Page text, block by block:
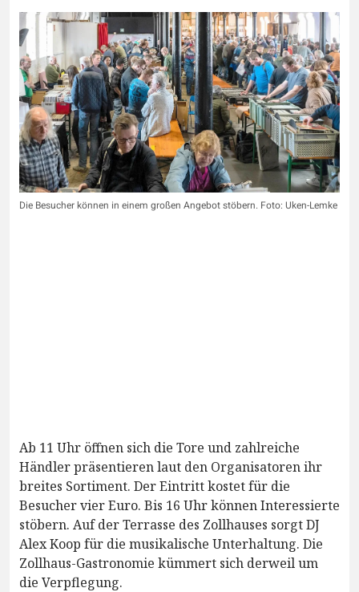
Die Besucher können in einem großen Angebot stöbern. Foto: Uken-Lemke
Ab 11 Uhr öffnen sich die Tore und zahlreiche
Händler präsentieren laut den Organisatoren ihr
breites Sortiment. Der Eintritt kostet für die
Besucher vier Euro. Bis 16 Uhr können Interessierte
stöbern. Auf der Terrasse des Zollhauses sorgt DJ
Alex Koop für die musikalische Unterhaltung. Die
Zollhaus-Gastronomie kümmert sich derweil um
die Verpflegung.